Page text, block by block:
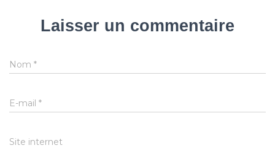
Laisser un commentaire
Nom *
E-mail *
Site internet